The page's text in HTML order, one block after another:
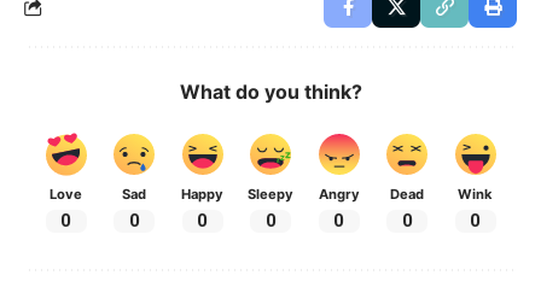
What do you think?
Love
0
Sad
0
Happy
0
Sleepy
0
Angry
0
Dead
0
Wink
0